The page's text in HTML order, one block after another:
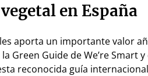
en España
aporta un importante valor
Green Guide de We’re Smart
reconocida guía